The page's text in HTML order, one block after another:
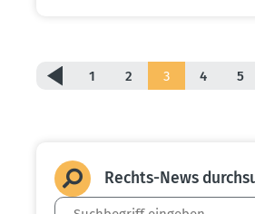
1 2 3 4 5
Rechts-News